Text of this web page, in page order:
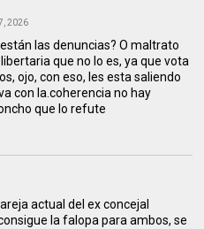
2026
las denuncias? O maltrato
que no lo es, ya que vota
ojo, con eso, les esta saliendo
con la.coherencia no hay
que lo refute
actual del ex concejal
la falopa para ambos, se